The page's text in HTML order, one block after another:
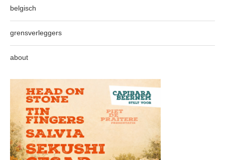
belgisch
grensverleggers
about